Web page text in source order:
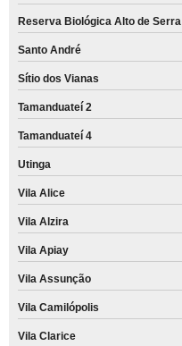
Reserva Biológica Alto de Serra
Santo André
Sítio dos Vianas
Tamanduateí 2
Tamanduateí 4
Utinga
Vila Alice
Vila Alzira
Vila Apiay
Vila Assunção
Vila Camilópolis
Vila Clarice